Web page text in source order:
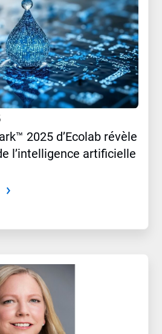
2025 d’Ecolab révèle
l’intelligence artificielle